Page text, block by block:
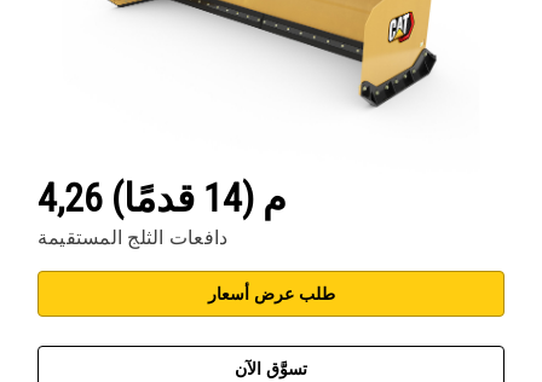
4,26 م (14 قدمًا)
دافعات الثلج المستقيمة
طلب عرض أسعار
تسوَّق الآن